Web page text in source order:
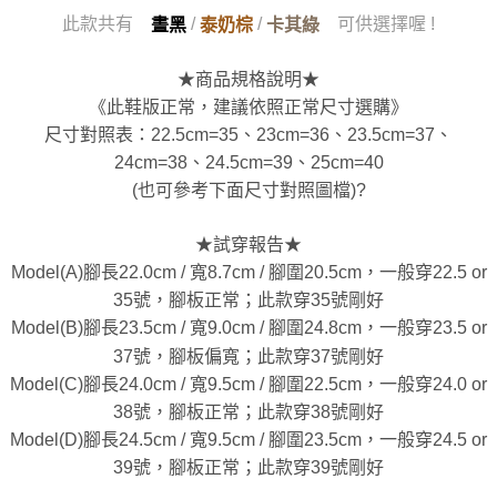
此款共有 晝黑 /泰奶棕 /卡其綠 可供選擇喔 !
★商品規格說明★
《此鞋版正常，建議依照正常尺寸選購》
尺寸對照表：22.5cm=35、23cm=36、23.5cm=37、
24cm=38、24.5cm=39、25cm=40
(也可參考下面尺寸對照圖檔)?
★試穿報告★
Model(A)腳長22.0cm / 寬8.7cm / 腳圍20.5cm，一般穿22.5 or
35號，腳板正常；此款穿35號剛好
Model(B)腳長23.5cm / 寬9.0cm / 腳圍24.8cm，一般穿23.5 or
37號，腳板偏寬；此款穿37號剛好
Model(C)腳長24.0cm / 寬9.5cm / 腳圍22.5cm，一般穿24.0 or
38號，腳板正常；此款穿38號剛好
Model(D)腳長24.5cm / 寬9.5cm / 腳圍23.5cm，一般穿24.5 or
39號，腳板正常；此款穿39號剛好